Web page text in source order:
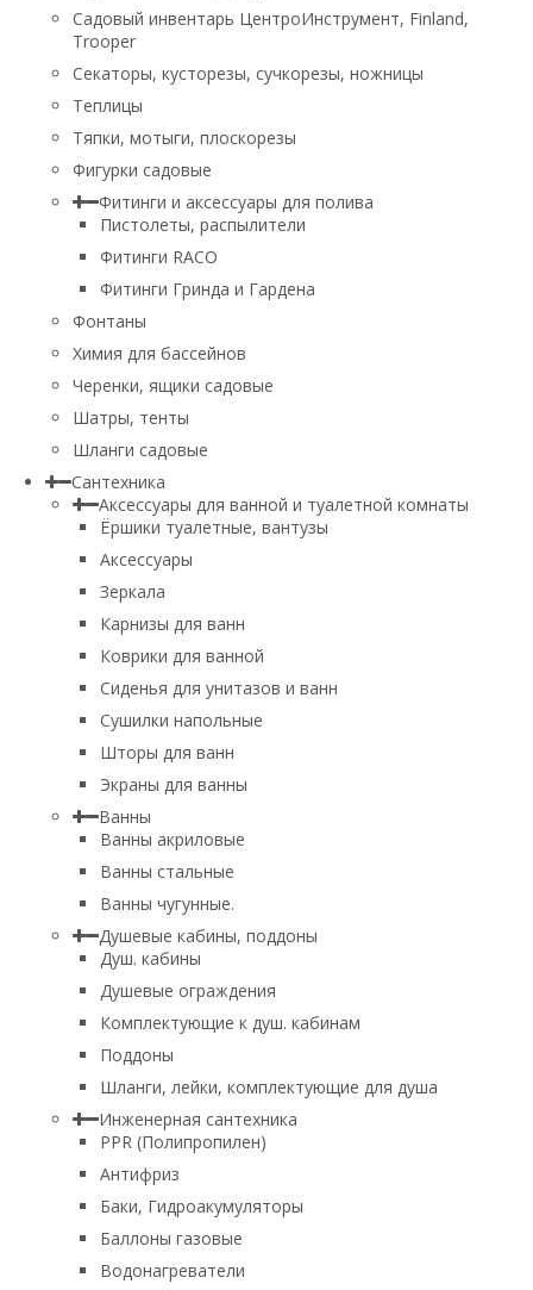
Садовый инвентарь ЦентроИнструмент, Finland,
Trooper
Секаторы, кусторезы, сучкорезы, ножницы
Теплицы
Тяпки, мотыги, плоскорезы
Фигурки садовые
Фитинги и аксессуары для полива
Пистолеты, распылители
Фитинги RACO
Фитинги Гринда и Гардена
Фонтаны
Химия для бассейнов
Черенки, ящики садовые
Шатры, тенты
Шланги садовые
Сантехника
Аксессуары для ванной и туалетной комнаты
Ёршики туалетные, вантузы
Аксессуары
Зеркала
Карнизы для ванн
Коврики для ванной
Сиденья для унитазов и ванн
Сушилки напольные
Шторы для ванн
Экраны для ванны
Ванны
Ванны акриловые
Ванны стальные
Ванны чугунные.
Душевые кабины, поддоны
Душ. кабины
Душевые ограждения
Комплектующие к душ. кабинам
Поддоны
Шланги, лейки, комплектующие для душа
Инженерная сантехника
PPR (Полипропилен)
Антифриз
Баки, Гидроакумуляторы
Баллоны газовые
Водонагреватели